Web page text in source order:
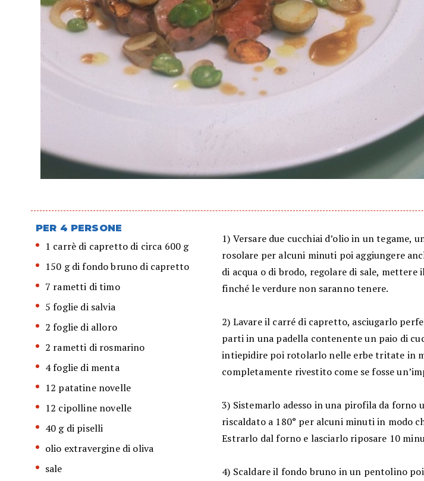
PER 4 PERSONE
1 carrè di capretto di circa 600 g
150 g di fondo bruno di capretto
7 rametti di timo
5 foglie di salvia
2 foglie di alloro
2 rametti di rosmarino
4 foglie di menta
12 patatine novelle
12 cipolline novelle
40 g di piselli
olio extravergine di oliva
sale
1) Versare due cucchiai d’olio in un tegame,
rosolare per alcuni minuti poi aggiungere
di acqua o di brodo, regolare di sale,
finché le verdure non saranno tenere.
2) Lavare il carré di capretto, asciugarlo
parti in una padella contenente un paio di
intiepidire poi rotolarlo nelle erbe tritate in
completamente rivestito come se fosse
3) Sistemarlo adesso in una pirofila da forno
riscaldato a 180° per alcuni minuti in modo
Estrarlo dal forno e lasciarlo riposare 10
4) Scaldare il fondo bruno in un pentolino